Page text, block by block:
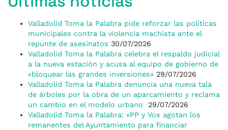
Valladolid Toma la Palabra pide reforzar las políticas
municipales contra la violencia machista ante el
repunte de asesinatos 30/07/2026
Valladolid Toma la Palabra celebra el respaldo judicial
a la nueva estación y acusa al equipo de gobierno de
«bloquear las grandes inversiones» 29/07/2026
Valladolid Toma la Palabra denuncia una nueva tala
de árboles por la obra de un aparcamiento y reclama
un cambio en el modelo urbano
29/07/2026
Valladolid Toma la Palabra: «PP y Vox agotan los
remanentes del Ayuntamiento para financiar